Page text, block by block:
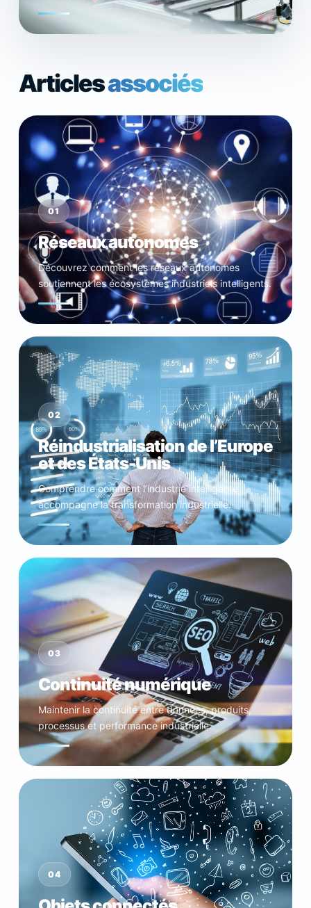
Articlesassociés
01
Réseaux autonomes
Découvrez comment les réseaux autonomes
soutiennent les écosystèmes industriels intelligents.
02
Réindustrialisation de l’Europe
et des États-Unis
Comprendre comment l’industrie intelligente
accompagne la transformation industrielle.
03
Continuité numérique
Maintenir la continuité entre données, produits,
processus et performance industrielle.
04